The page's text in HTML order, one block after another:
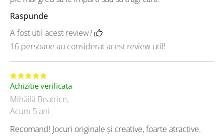
Raspunde
A fost util acest review?
16 persoane au considerat acest review util!
Achizitie verificata
Mihăilă Beatrice,
Acum 5 ani
Recomand! Jocuri originale și creative, foarte atractive.